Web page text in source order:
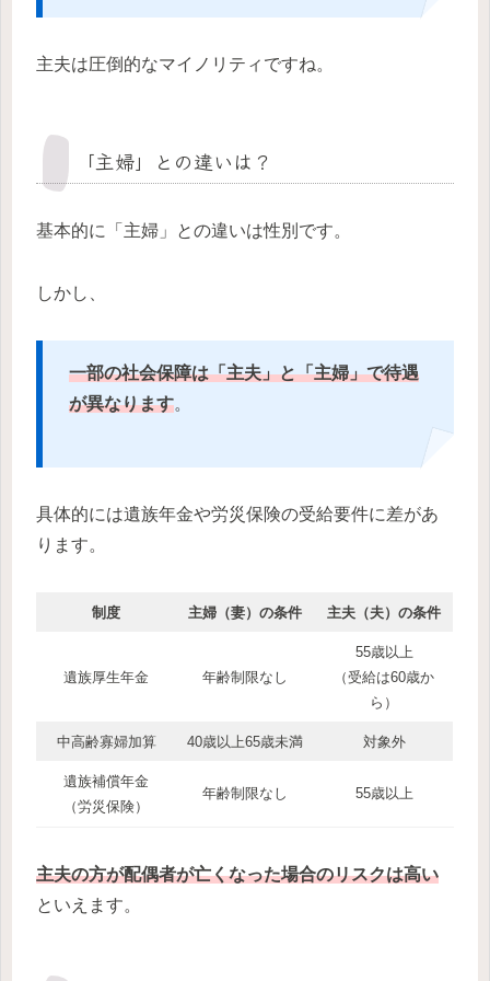
主夫は圧倒的なマイノリティですね。
「主婦」との違いは？
基本的に「主婦」との違いは性別です。
しかし、
一部の社会保障は「主夫」と「主婦」で待遇
が異なります。
具体的には遺族年金や労災保険の受給要件に差があ
ります。
制度 主婦（妻）の条件 主夫（夫）の条件
遺族厚生年金 年齢制限なし
55歳以上
（受給は60歳か
ら）
中高齢寡婦加算 40歳以上65歳未満 対象外
遺族補償年金
（労災保険）
年齢制限なし 55歳以上
主夫の方が配偶者が亡くなった場合のリスクは高い
といえます。